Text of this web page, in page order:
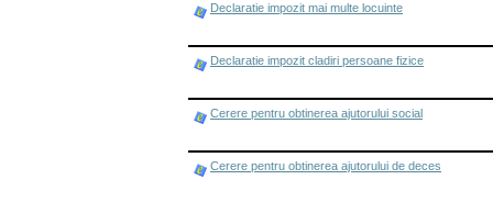
Declaratie impozit mai multe locuinte
Declaratie impozit cladiri persoane fizice
Cerere pentru obtinerea ajutorului social
Cerere pentru obtinerea ajutorului de deces